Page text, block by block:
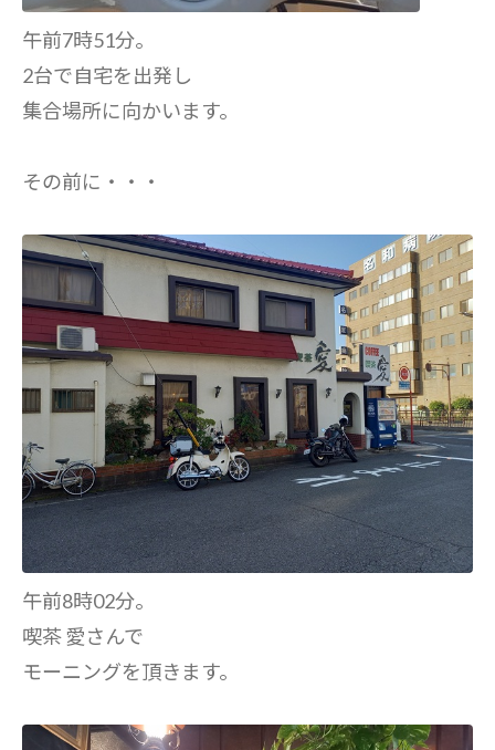
午前7時51分。
2台で自宅を出発し
集合場所に向かいます。
その前に・・・
午前8時02分。
喫茶 愛さんで
モーニングを頂きます。